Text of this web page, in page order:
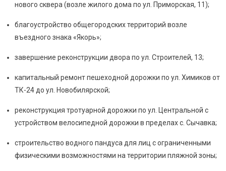
нового сквера (возле жилого дома по ул. Приморская, 11);
благоустройство общегородских территорий возле
въездного знака «Якорь»;
завершение реконструкции двора по ул. Строителей, 13;
капитальный ремонт пешеходной дорожки по ул. Химиков от
ТК-24 до ул. Новобилярской;
реконструкция тротуарной дорожки по ул. Центральной с
устройством велосипедной дорожки в пределах с. Сычавка;
строительство водного пандуса для лиц с ограниченными
физическими возможностями на территории пляжной зоны;